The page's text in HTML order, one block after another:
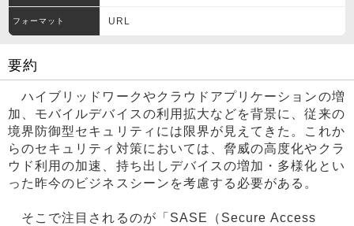
フォーマット URL
要約
ハイブリッドワークやクラウドアプリケーションの増
加、モバイルデバイスの利用拡大などを背景に、従来の
境界防御型セキュリティには限界が見えてきた。これか
らのセキュリティ対策においては、脅威の高度化やクラ
ウド利用の加速、持ち出しデバイスの増加・多様化とい
った昨今のビジネスシーンを考慮する必要がある。
そこで注目されるのが「SASE（Secure Access